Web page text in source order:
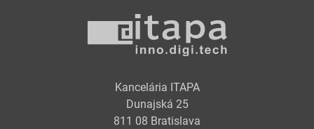
Kancelária ITAPA
Dunajská 25
811 08 Bratislava